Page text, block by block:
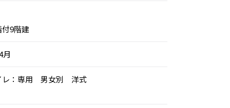
9階建
月
イレ：専用 男女別 洋式